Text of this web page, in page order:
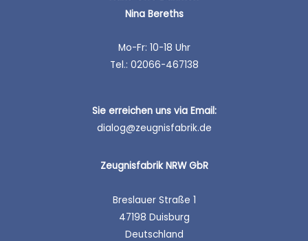
Nina Bereths
Mo-Fr: 10-18 Uhr
Tel.: 02066-467138
Sie erreichen uns via Email:
dialog@zeugnisfabrik.de
Zeugnisfabrik NRW GbR
Breslauer Straße 1
47198 Duisburg
Deutschland